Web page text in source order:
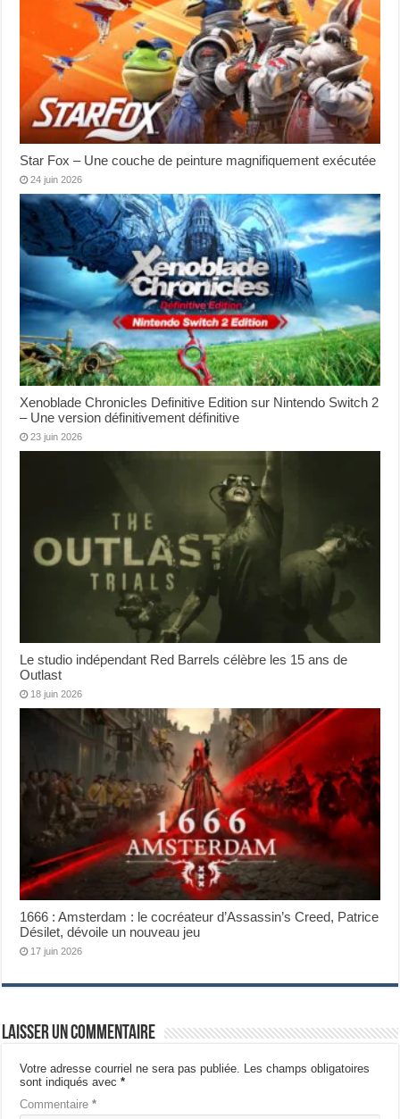
Star Fox – Une couche de peinture magnifiquement exécutée
24 juin 2026
Xenoblade Chronicles Definitive Edition sur Nintendo Switch 2
– Une version définitivement définitive
23 juin 2026
Le studio indépendant Red Barrels célèbre les 15 ans de
Outlast
18 juin 2026
1666 : Amsterdam : le cocréateur d’Assassin’s Creed, Patrice
Désilet, dévoile un nouveau jeu
17 juin 2026
Laisser un commentaire
Votre adresse courriel ne sera pas publiée. Les champs obligatoires
sont indiqués avec*
Commentaire*